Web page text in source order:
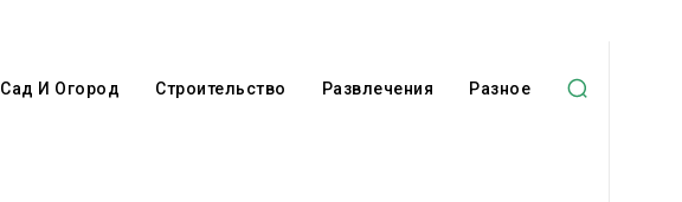
Сад И Огород Строительство Развлечения Разное